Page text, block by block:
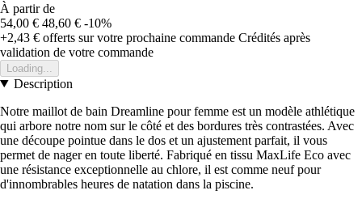
À partir de
54,00 € 48,60 € -10%
+2,43 € offerts sur votre prochaine commande Crédités après
validation de votre commande
Loading...
Description
Notre maillot de bain Dreamline pour femme est un modèle athlétique
qui arbore notre nom sur le côté et des bordures très contrastées. Avec
une découpe pointue dans le dos et un ajustement parfait, il vous
permet de nager en toute liberté. Fabriqué en tissu MaxLife Eco avec
une résistance exceptionnelle au chlore, il est comme neuf pour
d'innombrables heures de natation dans la piscine.